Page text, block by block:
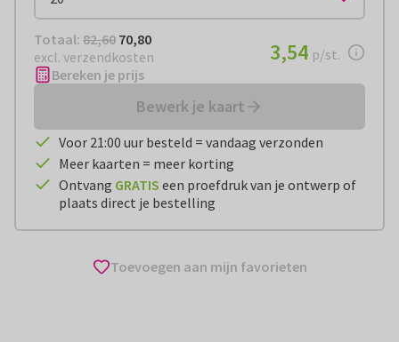
Totaal: € 70,80
Totaal: 82,60 70,80
excl. verzendkosten
€ 3,54per stuk
3,54 p/st.
Bereken je prijs
Bewerk je kaart
Voor 21:00 uur besteld = vandaag verzonden
Meer kaarten = meer korting
Ontvang GRATIS een proefdruk van je ontwerp of
plaats direct je bestelling
Toevoegen aan mijn favorieten